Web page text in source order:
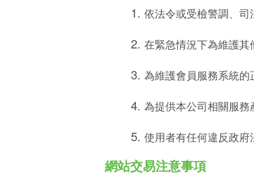
依法令或受檢警調、司
在緊急情況下為維護其
為維護會員服務系統的
為提供本公司相關服務
使用者有任何違反政府
網站交易注意事項